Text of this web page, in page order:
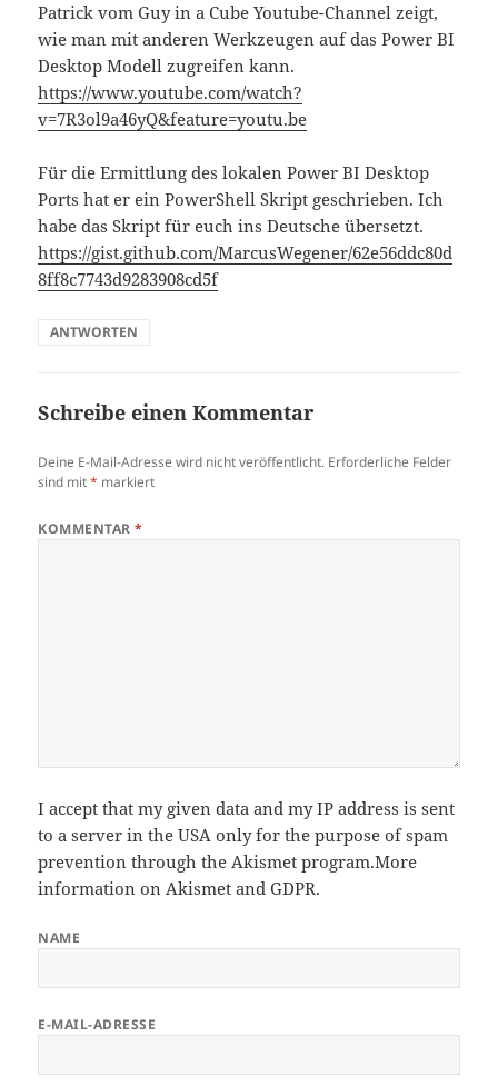
Patrick vom Guy in a Cube Youtube-Channel zeigt,
wie man mit anderen Werkzeugen auf das Power BI
Desktop Modell zugreifen kann.
https://www.youtube.com/watch?
v=7R3ol9a46yQ&feature=youtu.be
Für die Ermittlung des lokalen Power BI Desktop
Ports hat er ein PowerShell Skript geschrieben. Ich
habe das Skript für euch ins Deutsche übersetzt.
https://gist.github.com/MarcusWegener/62e56ddc80d
8ff8c7743d9283908cd5f
ANTWORTEN
Schreibe einen Kommentar
Deine E-Mail-Adresse wird nicht veröffentlicht. Erforderliche Felder
sind mit* markiert
KOMMENTAR*
I accept that my given data and my IP address is sent
to a server in the USA only for the purpose of spam
prevention through theAkismet program.More
information on Akismet and GDPR.
NAME
E-MAIL-ADRESSE